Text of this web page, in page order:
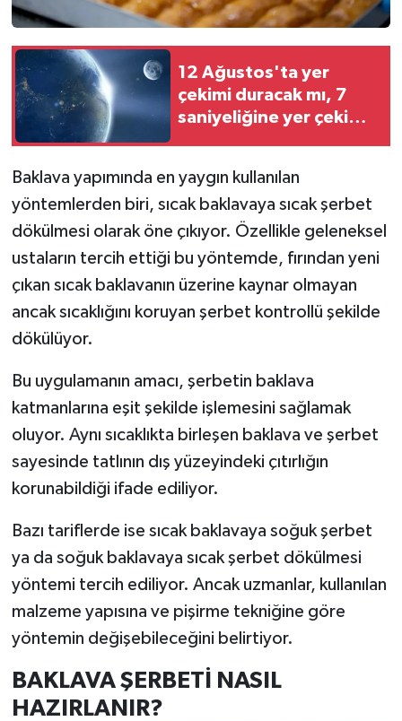
12 Ağustos'ta yer
çekimi duracak mı, 7
saniyeliğine yer çekimi
Baklava yapımında en yaygın kullanılan
yöntemlerden biri, sıcak baklavaya sıcak şerbet
dökülmesi olarak öne çıkıyor. Özellikle geleneksel
ustaların tercih ettiği bu yöntemde, fırından yeni
çıkan sıcak baklavanın üzerine kaynar olmayan
ancak sıcaklığını koruyan şerbet kontrollü şekilde
dökülüyor.
Bu uygulamanın amacı, şerbetin baklava
katmanlarına eşit şekilde işlemesini sağlamak
oluyor. Aynı sıcaklıkta birleşen baklava ve şerbet
sayesinde tatlının dış yüzeyindeki çıtırlığın
korunabildiği ifade ediliyor.
Bazı tariflerde ise sıcak baklavaya soğuk şerbet
ya da soğuk baklavaya sıcak şerbet dökülmesi
yöntemi tercih ediliyor. Ancak uzmanlar, kullanılan
malzeme yapısına ve pişirme tekniğine göre
yöntemin değişebileceğini belirtiyor.
BAKLAVA ŞERBETİ NASIL
HAZIRLANIR?